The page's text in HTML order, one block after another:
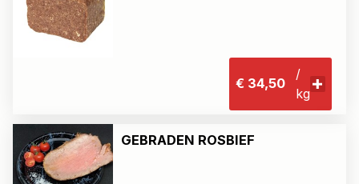
€ 34,50
/
kg
GEBRADEN ROSBIEF